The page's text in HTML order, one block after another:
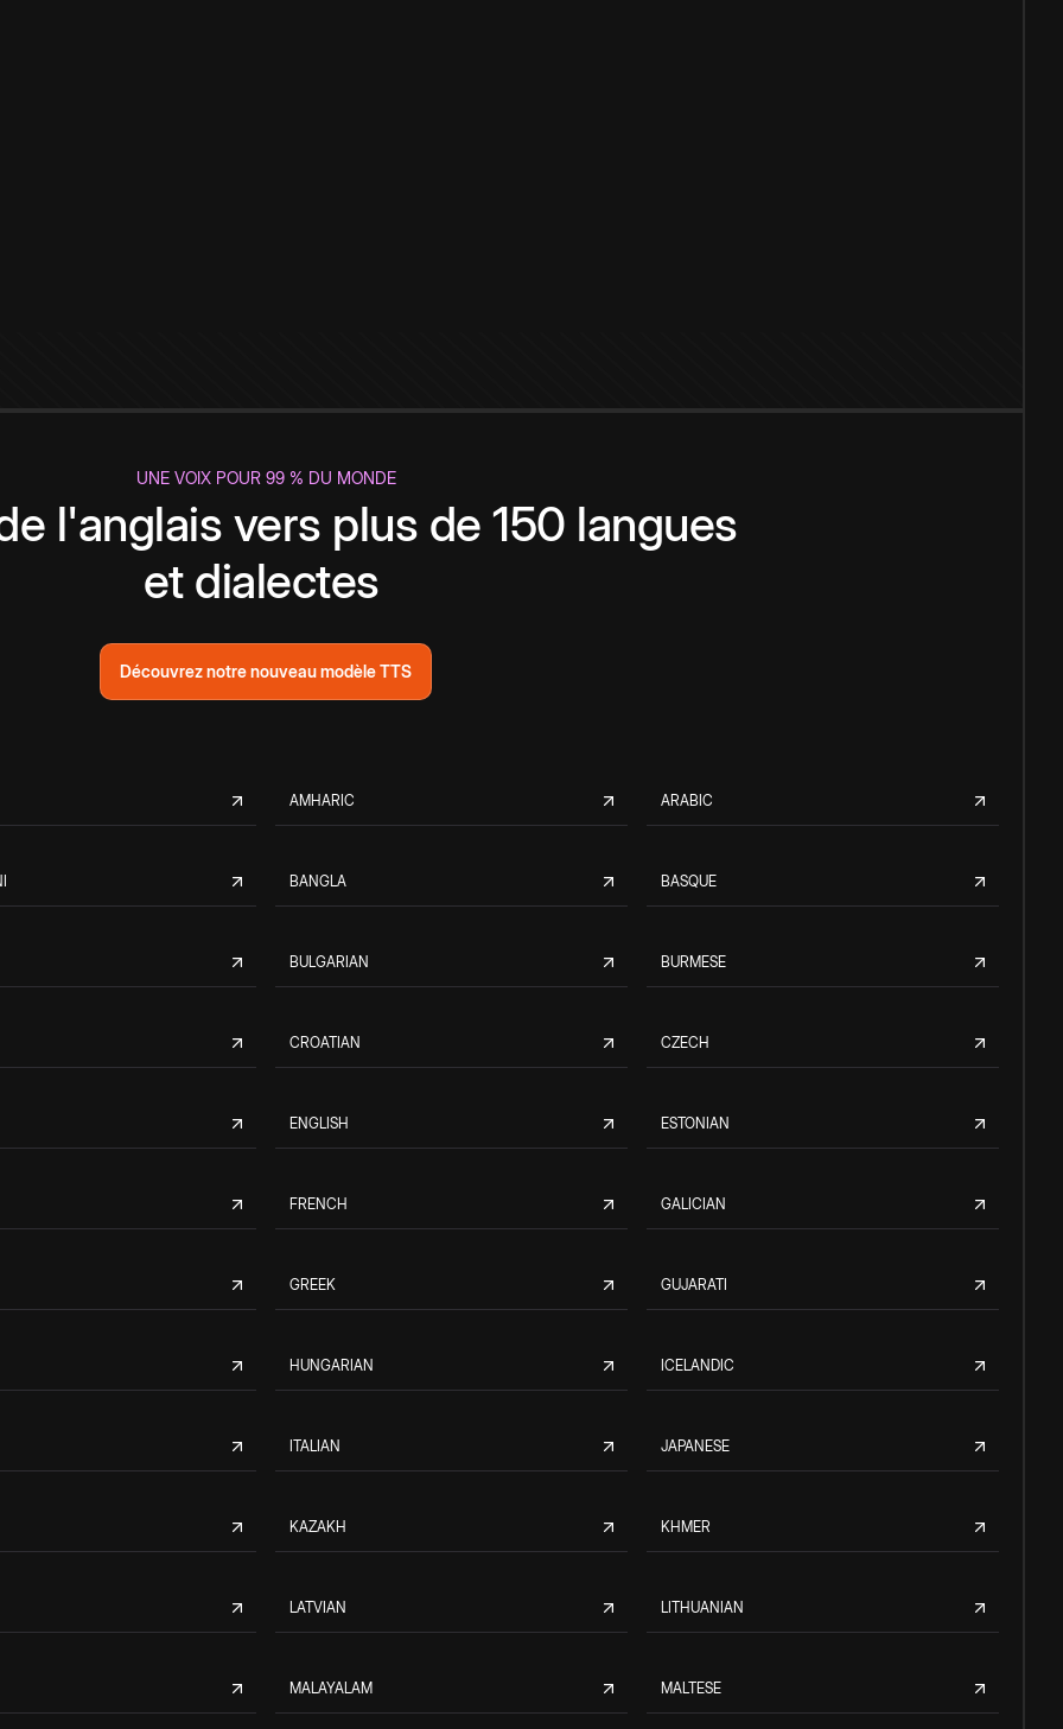
UNE VOIX POUR 99 % DU MONDE
l'anglais vers plus de 150 langues
et dialectes
Découvrez notre nouveau modèle TTS
AMHARIC ARABIC
BANGLA BASQUE
BULGARIAN BURMESE
CROATIAN CZECH
ENGLISH ESTONIAN
FRENCH GALICIAN
GREEK GUJARATI
HUNGARIAN ICELANDIC
ITALIAN JAPANESE
KAZAKH KHMER
LATVIAN LITHUANIAN
MALAYALAM MALTESE